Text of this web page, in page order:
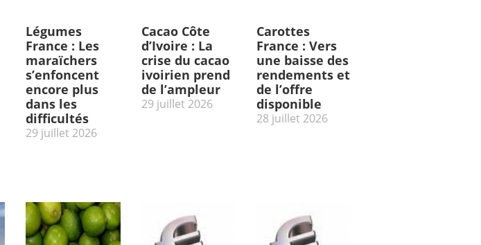
Légumes
France : Les
maraïchers
s’enfoncent
encore plus
dans les
difficultés
29 juillet 2026
Cacao Côte
d’Ivoire : La
crise du cacao
ivoirien prend
de l’ampleur
29 juillet 2026
Carottes
France : Vers
une baisse des
rendements et
de l’offre
disponible
28 juillet 2026